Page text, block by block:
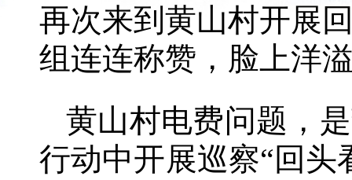
再次来到黄山村开展
组连连称赞，脸上洋
黄山村电费问题，
行动中开展巡察“回头